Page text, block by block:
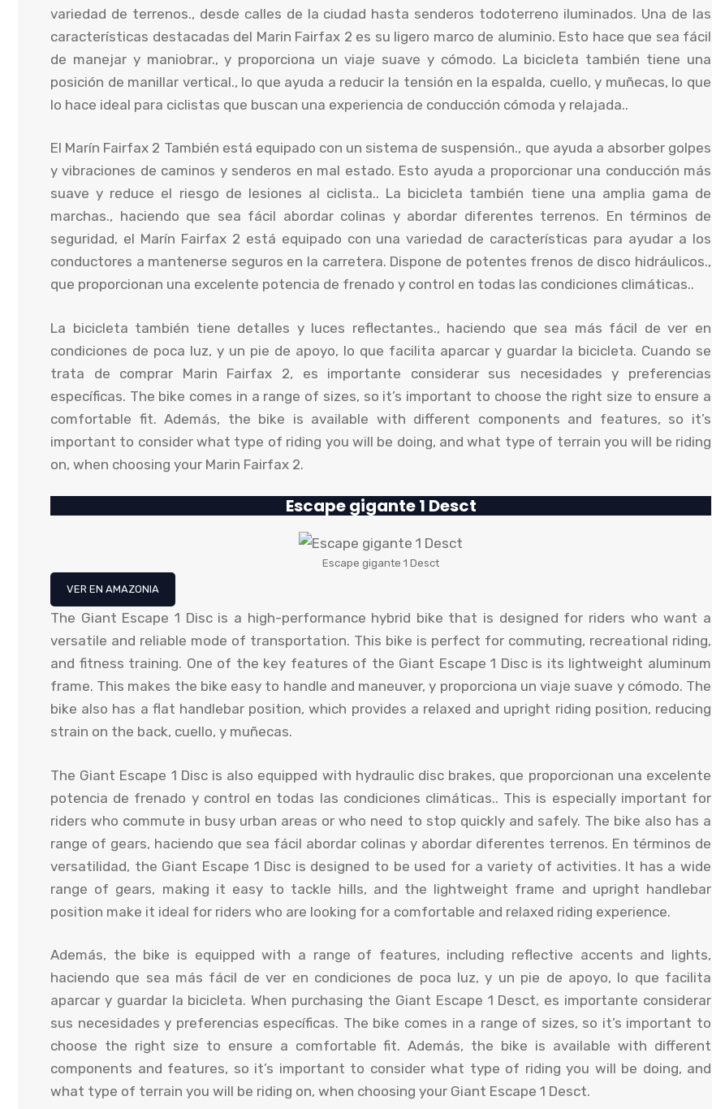
variedad de terrenos., desde calles de la ciudad hasta senderos todoterreno iluminados. Una de las
características destacadas del Marin Fairfax 2 es su ligero marco de aluminio. Esto hace que sea fácil
de manejar y maniobrar., y proporciona un viaje suave y cómodo. La bicicleta también tiene una
posición de manillar vertical., lo que ayuda a reducir la tensión en la espalda, cuello, y muñecas, lo que
lo hace ideal para ciclistas que buscan una experiencia de conducción cómoda y relajada..
El Marín Fairfax 2 También está equipado con un sistema de suspensión., que ayuda a absorber golpes
y vibraciones de caminos y senderos en mal estado. Esto ayuda a proporcionar una conducción más
suave y reduce el riesgo de lesiones al ciclista.. La bicicleta también tiene una amplia gama de
marchas., haciendo que sea fácil abordar colinas y abordar diferentes terrenos. En términos de
seguridad, el Marín Fairfax 2 está equipado con una variedad de características para ayudar a los
conductores a mantenerse seguros en la carretera. Dispone de potentes frenos de disco hidráulicos.,
que proporcionan una excelente potencia de frenado y control en todas las condiciones climáticas..
La bicicleta también tiene detalles y luces reflectantes., haciendo que sea más fácil de ver en
condiciones de poca luz, y un pie de apoyo, lo que facilita aparcar y guardar la bicicleta. Cuando se
trata de comprar Marin Fairfax 2, es importante considerar sus necesidades y preferencias
específicas. The bike comes in a range of sizes, so it’s important to choose the right size to ensure a
comfortable fit. Además, the bike is available with different components and features, so it’s
important to consider what type of riding you will be doing, and what type of terrain you will be riding
on, when choosing your Marin Fairfax 2.
Escape gigante 1 Desct
Escape gigante 1 Desct
VER EN AMAZONIA
The Giant Escape 1 Disc is a high-performance hybrid bike that is designed for riders who want a
versatile and reliable mode of transportation. This bike is perfect for commuting, recreational riding,
and fitness training. One of the key features of the Giant Escape 1 Disc is its lightweight aluminum
frame. This makes the bike easy to handle and maneuver, y proporciona un viaje suave y cómodo. The
bike also has a flat handlebar position,which provides a relaxed and upright riding position, reducing
strain on the back, cuello, y muñecas.
The Giant Escape 1 Disc is also equipped with hydraulic disc brakes, que proporcionan una excelente
potencia de frenado y control en todas las condiciones climáticas.. This is especially important for
riders who commute in busy urban areas or who need to stop quickly and safely. The bike also has a
range of gears, haciendo que sea fácil abordar colinas y abordar diferentes terrenos. En términos de
versatilidad, the Giant Escape 1 Disc is designed to be used for a variety of activities. It has a wide
range of gears, making it easy to tackle hills, and the lightweight frame and upright handlebar
position make it ideal for riders who are looking for a comfortable and relaxed riding experience.
Además, the bike is equipped with a range of features, including reflective accents and lights,
haciendo que sea más fácil de ver en condiciones de poca luz, y un pie de apoyo, lo que facilita
aparcar y guardar la bicicleta.When purchasing the Giant Escape 1 Desct, es importante considerar
sus necesidades y preferencias específicas. The bike comes in a range of sizes, so it’s important to
choose the right size to ensure a comfortable fit. Además, the bike is available with different
components and features, so it’s important to consider what type of riding you will be doing, and
what type of terrain you will be riding on, when choosing your Giant Escape 1 Desct.